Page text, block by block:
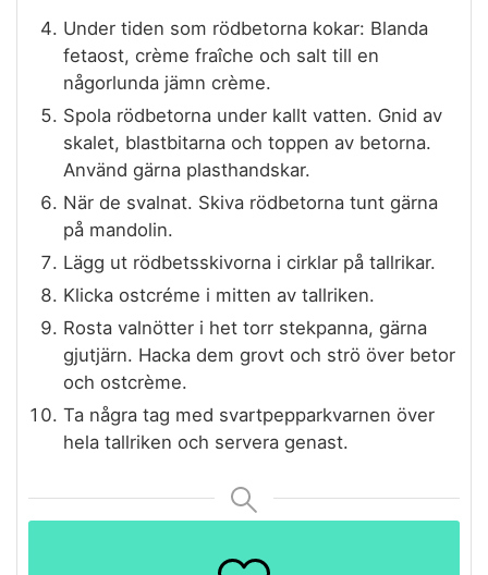
Under tiden som rödbetorna kokar: Blanda
fetaost, crème fraîche och salt till en
någorlunda jämn crème.
Spola rödbetorna under kallt vatten. Gnid av
skalet, blastbitarna och toppen av betorna.
Använd gärna plasthandskar.
När de svalnat. Skiva rödbetorna tunt gärna
på mandolin.
Lägg ut rödbetsskivorna i cirklar på tallrikar.
Klicka ostcréme i mitten av tallriken.
Rosta valnötter i het torr stekpanna, gärna
gjutjärn. Hacka dem grovt och strö över betor
och ostcrème.
Ta några tag med svartpepparkvarnen över
hela tallriken och servera genast.